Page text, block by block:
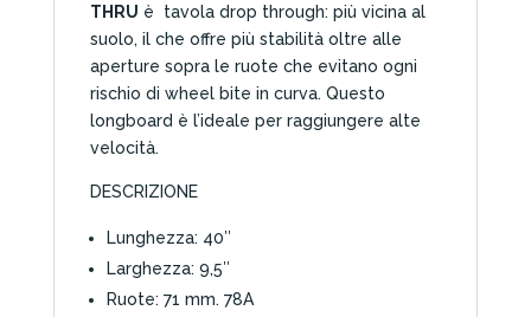
THRU è tavola drop through: più vicina al
suolo, il che offre più stabilità oltre alle
aperture sopra le ruote che evitano ogni
rischio di wheel bite in curva. Questo
longboard è l’ideale per raggiungere alte
velocità.
DESCRIZIONE
Lunghezza: 40″
Larghezza: 9,5″
Ruote: 71 mm. 78A